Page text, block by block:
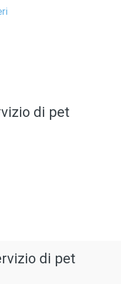
di pet
di pet